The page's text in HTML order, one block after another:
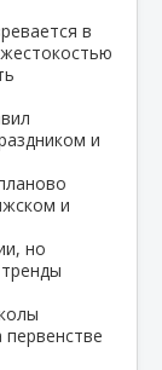
в
и
и
но